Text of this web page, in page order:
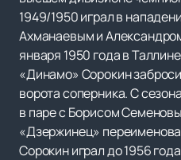
1949/1950 играл в
Ахманаевым и
января 1950 года в
«Динамо» Сорокин
ворота соперника. С
в паре с Борисом
«Дзержинец»
Сорокин играл до 1956